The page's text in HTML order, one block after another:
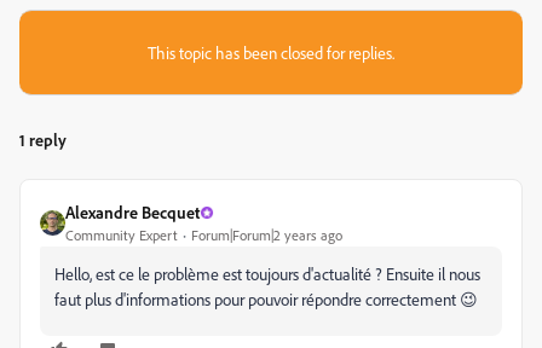
This topic has been closed for replies.
1 reply
Alexandre Becquet
Community Expert Forum|Forum|2 years ago
Hello, est ce le problème est toujours d'actualité ? Ensuite il nous
faut plus d'informations pour pouvoir répondre correctement 😉